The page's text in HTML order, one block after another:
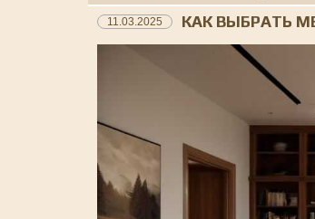
11.03.2025 КАК ВЫБРАТЬ